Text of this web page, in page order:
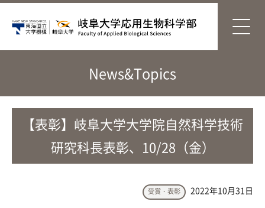
News&Topics
【表彰】岐阜大学大学院自然科学技術
研究科長表彰、10/28（金）
受賞・表彰 2022年10月31日